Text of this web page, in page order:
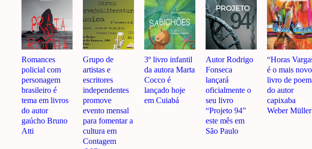
Romances
policial com
personagem
brasileiro é
tema em livros
do autor
gaúcho Bruno
Atti
Grupo de
artistas e
escritores
independentes
promove
evento mensal
para fomentar a
cultura em
Contagem
3º livro infantil
da autora Marta
Cocco é
lançado hoje
em Cuiabá
Autor Rodrigo
Fonseca
lançará
oficialmente o
seu livro
“Projeto 94”
este mês em
São Paulo
“Horas
é o mais novo
livro de
do autor
capixaba
Weber Müller